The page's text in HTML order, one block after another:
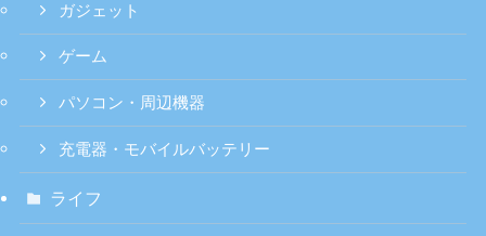
ガジェット
ゲーム
パソコン・周辺機器
充電器・モバイルバッテリー
ライフ